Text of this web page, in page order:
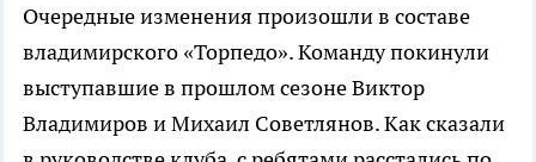
Очередные изменения произошли в составе
владимирского «Торпедо». Команду покинули
выступавшие в прошлом сезоне Виктор
Владимиров и Михаил Советлянов. Как сказали